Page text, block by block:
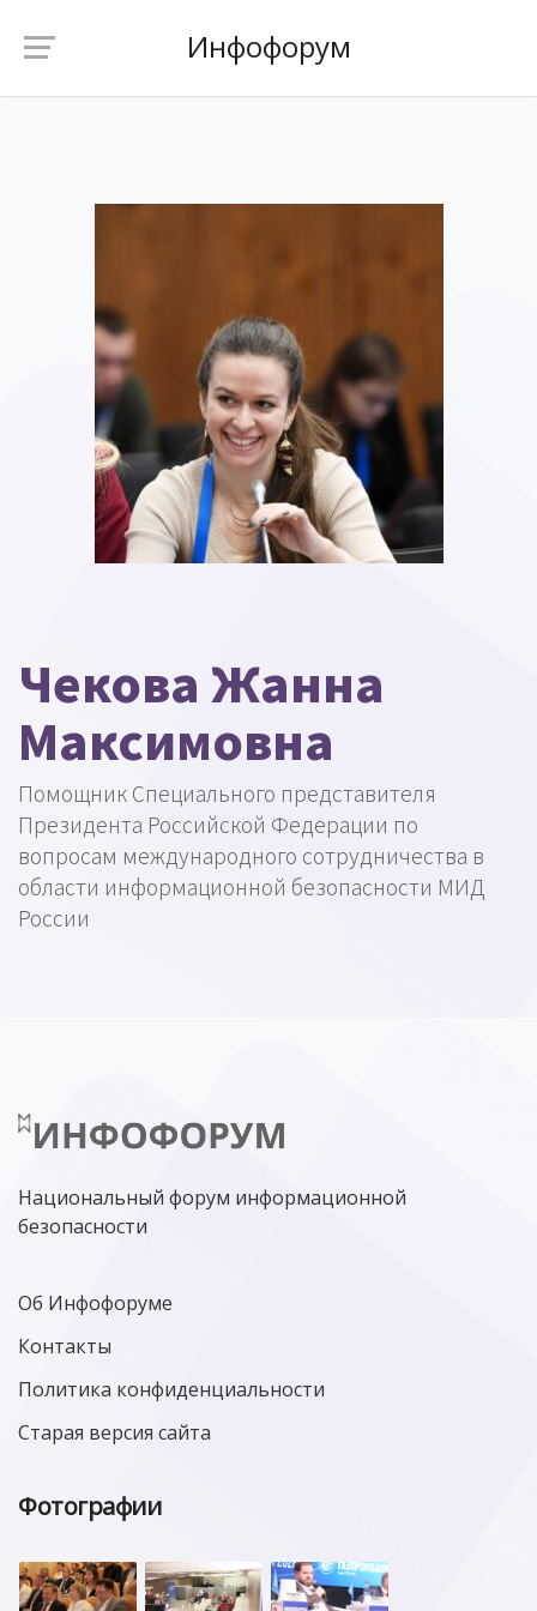
Инфофорум
Чекова Жанна
Максимовна
Помощник Специального представителя
Президента Российской Федерации по
вопросам международного сотрудничества в
области информационной безопасности МИД
России
Национальный форум информационной
безопасности
Об Инфофоруме
Контакты
Политика конфиденциальности
Старая версия сайта
Фотографии